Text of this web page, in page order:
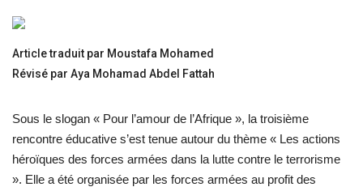
Héritage de Gamal Abdel Nasser
Les auspices
Mouvement de la jeunesse de
Nasser
Article traduit par Moustafa Mohamed
Révisé par Aya Mohamad Abdel Fattah
Sous le slogan « Pour l’amour de l’Afrique », la troisième
rencontre éducative s’est tenue autour du thème « Les actions
héroïques des forces armées dans la lutte contre le terrorisme
». Elle a été organisée par les forces armées au profit des